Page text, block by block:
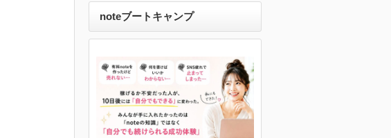
noteブートキャンプ